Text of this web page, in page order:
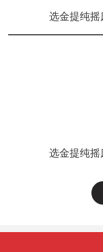
选金提纯摇
选金提纯摇